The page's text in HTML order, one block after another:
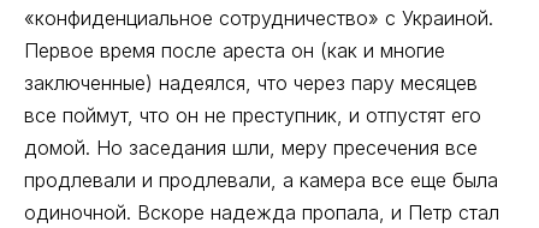
«конфиденциальное сотрудничество» с Украиной.
Первое время после ареста он (как и многие
заключенные) надеялся, что через пару месяцев
все поймут, что он не преступник, и отпустят его
домой. Но заседания шли, меру пресечения все
продлевали и продлевали, а камера все еще была
одиночной. Вскоре надежда пропала, и Петр стал